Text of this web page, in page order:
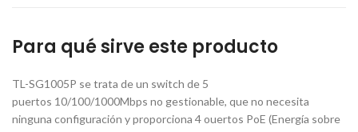
Para qué sirve este producto
TL-SG1005P se trata de un switch de 5
puertos 10/100/1000Mbps no gestionable, que no necesita
ninguna configuración y proporciona 4 ouertos PoE (Energía sobre